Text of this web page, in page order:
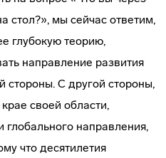
стол?», мы сейчас ответим,
глубокую теорию,
направление развития
стороны. С другой стороны,
своей области,
направления,
что десятилетия